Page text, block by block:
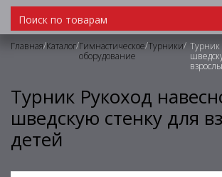
Главная/Каталог/Гимнастическое
оборудование
/Турники/ Турник
Турник Рукоход
шведскую стенку для
детей